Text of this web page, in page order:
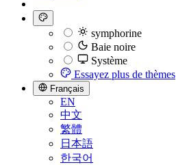
symphorine
Baie noire
Système
Essayez plus de thèmes
Français
EN
中文
繁體
日本語
한국어